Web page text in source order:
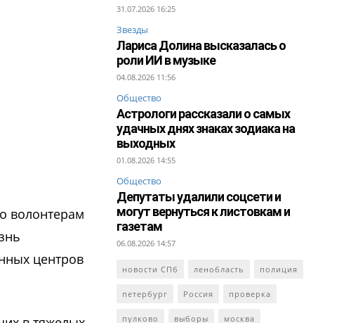
волонтерам
центров
31.07.2026 16:25
Звезды
Лариса Долина высказалась о
роли ИИ в музыке
04.08.2026 11:56
Общество
Астрологи рассказали о самых
удачных днях знаках зодиака на
выходных
01.08.2026 14:55
Общество
Депутаты удалили соцсети и
могут вернуться к листовкам и
газетам
06.08.2026 14:57
новости СПб ленобласть полиция
петербург Россия проверка
пулково выборы москва